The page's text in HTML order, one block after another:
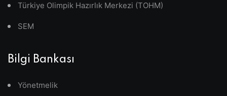
Türkiye Olimpik Hazırlık Merkezi (TOHM)
SEM
Bilgi Bankası
Yönetmelik